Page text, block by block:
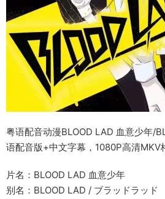
粤语配音动漫BLOOD LAD 血意少年/
语配音版+中文字幕，1080P高清MKV
片名：BLOOD LAD 血意少年
别名：BLOOD LAD / ブラッドラッド